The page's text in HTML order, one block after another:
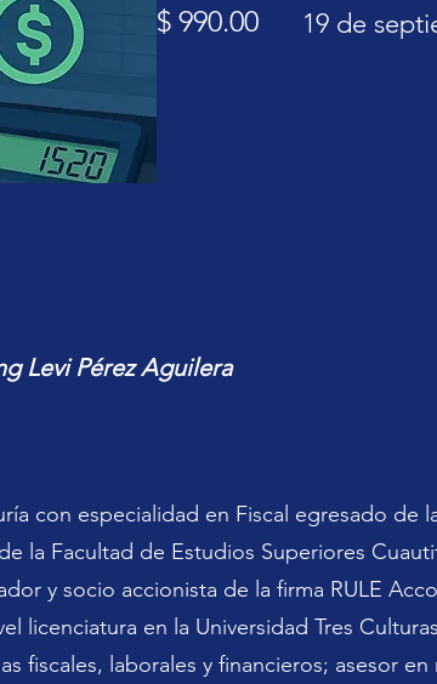
$ 990.00 19 de
Levi Pérez Aguilera
con especialidad en Fiscal egresado de
la Facultad de Estudios Superiores
y socio accionista de la firma RULE
licenciatura en la Universidad Tres
fiscales, laborales y financieros; asesor en